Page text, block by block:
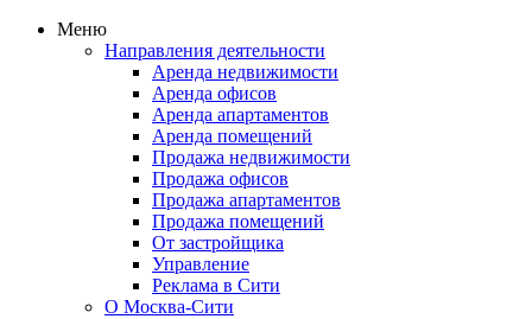
Меню
Направления деятельности
Аренда недвижимости
Аренда офисов
Аренда апартаментов
Аренда помещений
Продажа недвижимости
Продажа офисов
Продажа апартаментов
Продажа помещений
От застройщика
Управление
Реклама в Сити
О Москва-Сити